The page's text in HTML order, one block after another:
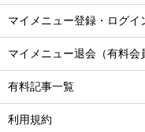
マイメニュー登録・ログイ
マイメニュー退会（有料会
有料記事一覧
利用規約